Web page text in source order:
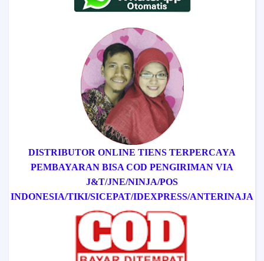
DISTRIBUTOR ONLINE TIENS TERPERCAYA
PEMBAYARAN BISA COD PENGIRIMAN VIA
J&T/JNE/NINJA/POS
INDONESIA/TIKI/SICEPAT/IDEXPRESS/ANTERINAJA